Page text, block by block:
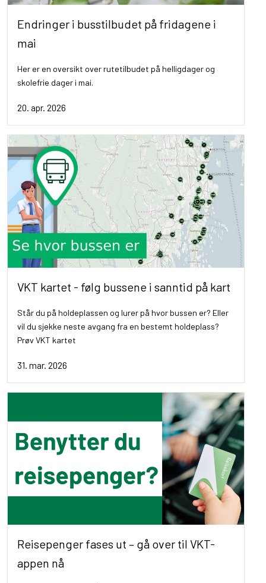
Endringer i busstilbudet på fridagene i
mai
Her er en oversikt over rutetilbudet på helligdager og
skolefrie dager i mai.
20. apr. 2026
VKT kartet - følg bussene i sanntid på kart
Står du på holdeplassen og lurer på hvor bussen er? Eller
vil du sjekke neste avgang fra en bestemt holdeplass?
Prøv VKT kartet
31. mar. 2026
Reisepenger fases ut – gå over til VKT-
appen nå